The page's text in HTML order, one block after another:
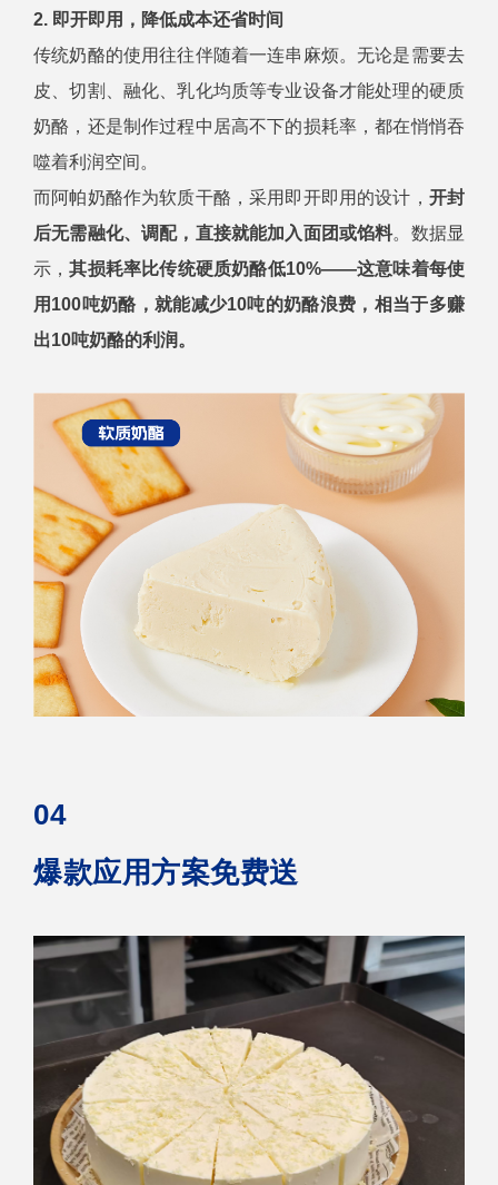
2. 即开即用，降低成本还省时间
传统奶酪的使用往往伴随着一连串麻烦。无论是需要去
皮、切割、融化、乳化均质等专业设备才能处理的硬质
奶酪，还是制作过程中居高不下的损耗率，都在悄悄吞
噬着利润空间。
而阿帕奶酪作为软质干酪，采用即开即用的设计， 开封
后无需融化、调配，直接就能加入面团或馅料。数据显
示，其损耗率比传统硬质奶酪低10%——这意味着每使
用100吨奶酪，就能减少10吨的奶酪浪费，相当于多赚
出10吨奶酪的利润。
04
爆款应用方案免费送